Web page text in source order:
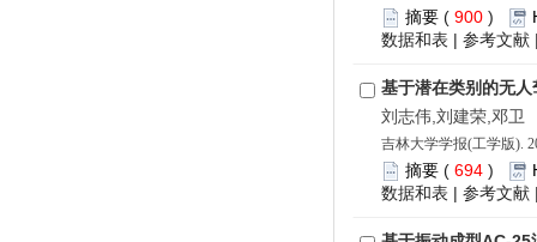
摘要 ( 900 )
数据和表 | 参考文献
基于潜在类别的无
刘志伟,刘建荣,邓卫
吉林大学学报(工学版).
摘要 ( 694 )
数据和表 | 参考文献